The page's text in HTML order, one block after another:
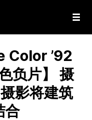
Color ’92
负片】 摄
影将建筑
合